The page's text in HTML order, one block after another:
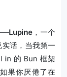
Lupine ，一个
话，当我第一
in 的 Bun 框架
果你厌倦了在